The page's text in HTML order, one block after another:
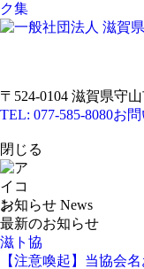
ク集
〒524-0104 滋賀県守
TEL: 077-585-8080お
閉じる
お知らせ News
最新のお知らせ
滋ト協
【注意喚起】当協会